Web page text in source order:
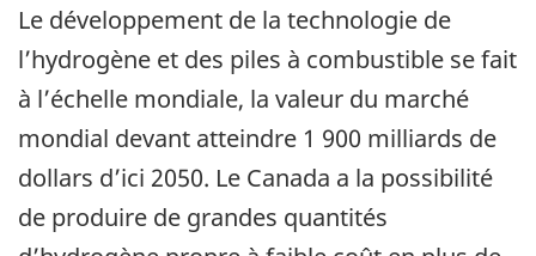
Le développement de la technologie de
l’hydrogène et des piles à combustible se fait
à l’échelle mondiale, la valeur du marché
mondial devant atteindre 1 900 milliards de
dollars d’ici 2050. Le Canada a la possibilité
de produire de grandes quantités